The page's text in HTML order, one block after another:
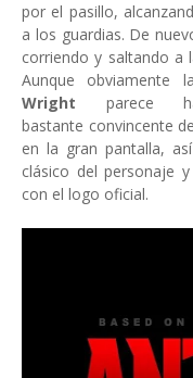
por el pasillo,
a los guardias. De
corriendo y saltando a
Aunque obviamente
Wright parece
bastante convincente
en la gran pantalla,
clásico del personaje
con el logo oficial.